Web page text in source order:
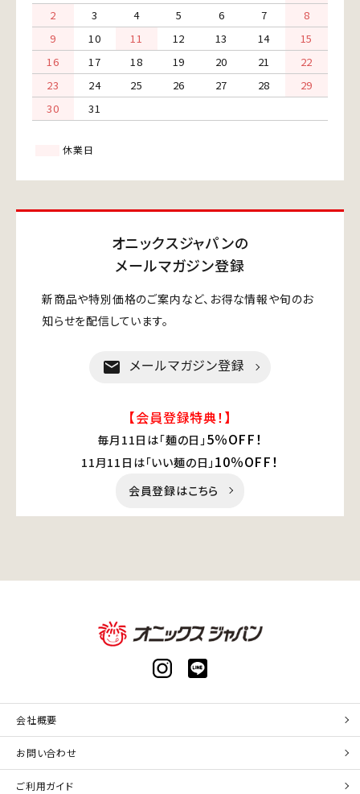
2
3 4 5 6 7
8
9
10 11 12 13 14
15
16
17 18 19 20 21
22
23
24 25 26 27 28
29
30
31
休業日
オニックスジャパンの
メールマガジン登録
新商品や特別価格のご案内など、お得な情報や旬のお
知らせを配信しています。
mail メールマガジン登録
【会員登録特典！】
毎月11日は「麺の日」 5％OFF！
11月11日は「いい麺の日」 10％OFF！
会員登録はこちら
会社概要
お問い合わせ
ご利用ガイド